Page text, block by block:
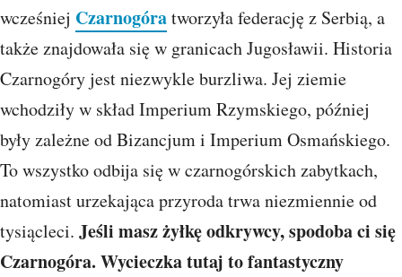
wcześniej Czarnogóratworzyła federację z Serbią, a
także znajdowała się w granicach Jugosławii. Historia
Czarnogóry jest niezwykle burzliwa. Jej ziemie
wchodziły w skład Imperium Rzymskiego, później
były zależne od Bizancjum i Imperium Osmańskiego.
To wszystko odbija się w czarnogórskich zabytkach,
natomiast urzekająca przyroda trwa niezmiennie od
tysiącleci. Jeśli masz żyłkę odkrywcy, spodoba ci się
Czarnogóra. Wycieczka tutaj to fantastyczny